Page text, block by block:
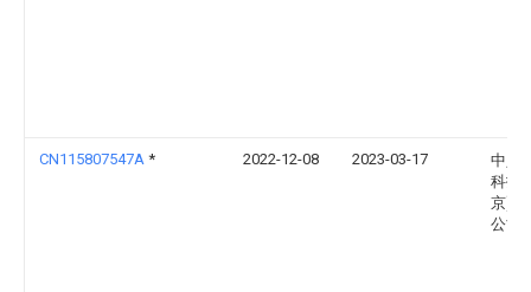
CN115807547A * 2022-12-08 2023-03-17
中人
科技(
京)有
公司